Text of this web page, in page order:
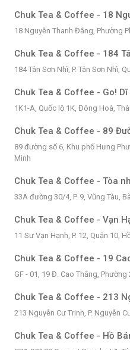
Chuk Tea & Coffee - 18
18 Nguyễn Thanh Đằng, Phường
Chuk Tea & Coffee - 184
184 Tân Sơn Nhì, P. Tân Sơn Nhì,
Chuk Tea & Coffee - Go! Dĩ
1K1-A, Quốc lộ 1K, Đông Hoà,
Chuk Tea & Coffee - 89
89 đường số 6, Khu phố Hưng
Minh
Chuk Tea & Coffee - Tòa
33A đường 30/4, P. 9, Vũng Tàu,
Chuk Tea & Coffee - Vạn
11 Sư Vạn Hạnh, P. 12, Quận 10,
Chuk Tea & Coffee - 19
GF - 01, 19 Đ. Cao Thắng, Phường
Chuk Tea & Coffee - 213
213 Nguyễn Cư Trinh, P. Nguyễn
Chuk Tea & Coffee - Hồ